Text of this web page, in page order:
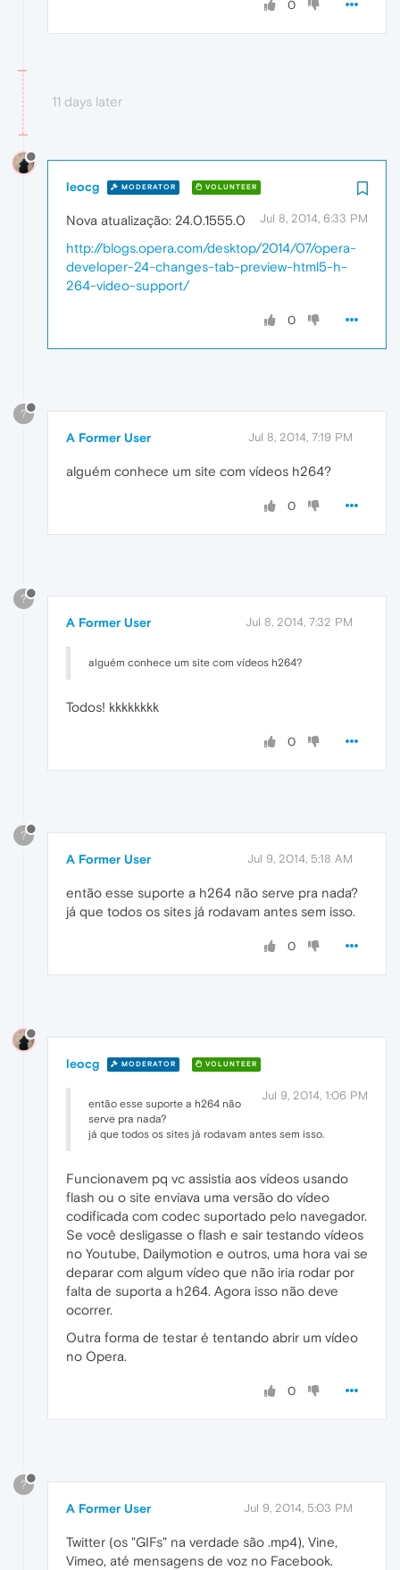
0
11 days later
leocg MODERATOR VOLUNTEER
Jul 8, 2014, 6:33 PM
Nova atualização: 24.0.1555.0
http://blogs.opera.com/desktop/2014/07/opera-
developer-24-changes-tab-preview-html5-h-
264-video-support/
0
?
A Former User Jul 8, 2014, 7:19 PM
alguém conhece um site com vídeos h264?
0
?
A Former User Jul 8, 2014, 7:32 PM
alguém conhece um site com vídeos h264?
Todos! kkkkkkkk
0
?
A Former User Jul 9, 2014, 5:18 AM
então esse suporte a h264 não serve pra nada?
já que todos os sites já rodavam antes sem isso.
0
leocg MODERATOR VOLUNTEER
Jul 9, 2014, 1:06 PM
então esse suporte a h264 não
serve pra nada?
já que todos os sites já rodavam antes sem isso.
Funcionavem pq vc assistia aos vídeos usando
flash ou o site enviava uma versão do vídeo
codificada com codec suportado pelo navegador.
Se você desligasse o flash e sair testando vídeos
no Youtube, Dailymotion e outros, uma hora vai se
deparar com algum vídeo que não iria rodar por
falta de suporta a h264. Agora isso não deve
ocorrer.
Outra forma de testar é tentando abrir um vídeo
no Opera.
0
?
A Former User Jul 9, 2014, 5:03 PM
Twitter (os "GIFs" na verdade são .mp4), Vine,
Vimeo, até mensagens de voz no Facebook.